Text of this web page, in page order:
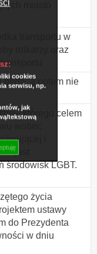
cookies
serwisu, np.
jak
tekstową
miasto
transportu w
rolkarzy oraz
będą, a potem nie
którego celem
wobec
i
jest
środowisk LGBT.
życia
ustawy
do Prezydenta
w dniu